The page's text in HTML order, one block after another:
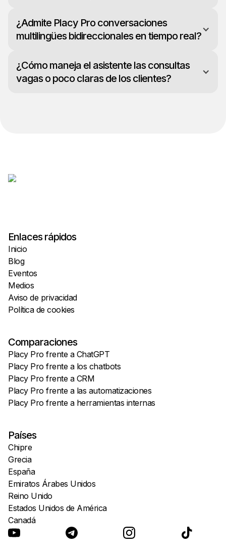
¿Admite Placy Pro conversaciones
multilingües bidireccionales en tiempo real?
¿Cómo maneja el asistente las consultas
vagas o poco claras de los clientes?
Enlaces rápidos
Inicio
Blog
Eventos
Medios
Aviso de privacidad
Política de cookies
Comparaciones
Placy Pro frente a ChatGPT
Placy Pro frente a los chatbots
Placy Pro frente a CRM
Placy Pro frente a las automatizaciones
Placy Pro frente a herramientas internas
Países
Chipre
Grecia
España
Emiratos Árabes Unidos
Reino Unido
Estados Unidos de América
Canadá